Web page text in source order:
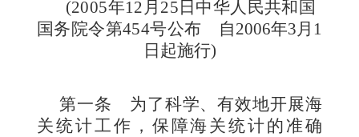
(2005年12月25日中华人民共和国
国务院令第454号公布
自2006年3月1
日起施行)
第一条 为了科学、有效地开展海
关统计工作，保障海关统计的准确